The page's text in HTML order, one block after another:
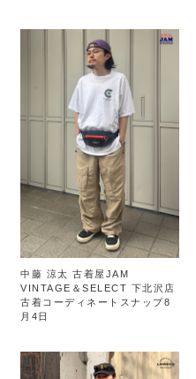
中藤 涼太 古着屋JAM
VINTAGE＆SELECT 下北沢店
古着コーディネートスナップ8
月4日